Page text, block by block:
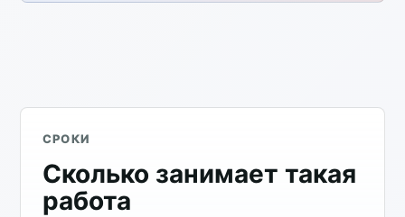
СРОКИ
Сколько занимает такая
работа